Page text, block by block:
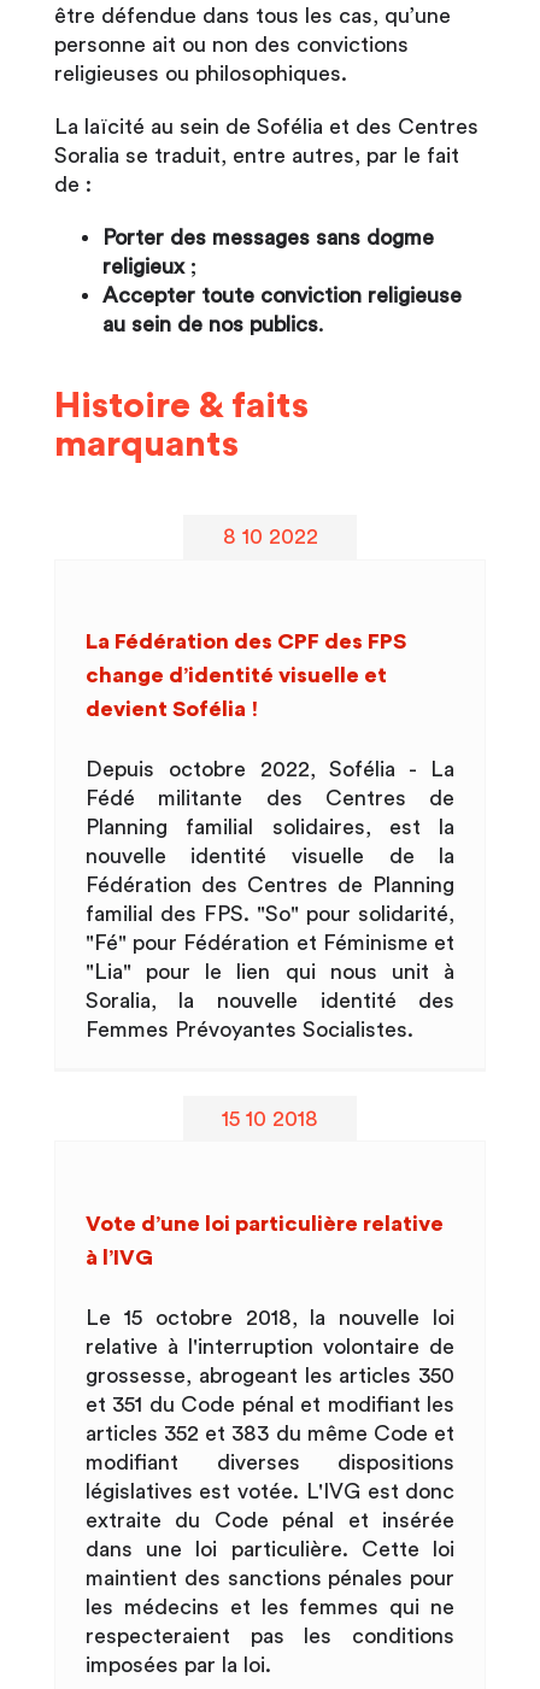
être défendue dans tous les cas, qu’une
personne ait ou non des convictions
religieuses ou philosophiques.
La laïcité au sein de Sofélia et des Centres
Soralia se traduit, entre autres, par le fait
de :
Porter des messages sans dogme
religieux;
Accepter toute conviction religieuse
au sein de nos publics.
Histoire & faits
marquants
8 10 2022
La Fédération des CPF des FPS
change d’identité visuelle et
devient Sofélia !
Depuis octobre 2022, Sofélia - La
Fédé militante des Centres de
Planning familial solidaires, est la
nouvelle identité visuelle de la
Fédération des Centres de Planning
familial des FPS. "So" pour solidarité,
"Fé" pour Fédération et Féminisme et
"Lia" pour le lien qui nous unit à
Soralia, la nouvelle identité des
Femmes Prévoyantes Socialistes.
15 10 2018
Vote d’une loi particulière relative
à l’IVG
Le 15 octobre 2018, la nouvelle loi
relative à l'interruption volontaire de
grossesse, abrogeant les articles 350
et 351 du Code pénal et modifiant les
articles 352 et 383 du même Code et
modifiant diverses dispositions
législatives est votée. L'IVG est donc
extraite du Code pénal et insérée
dans une loi particulière. Cette loi
maintient des sanctions pénales pour
les médecins et les femmes qui ne
respecteraient pas les conditions
imposées par la loi.